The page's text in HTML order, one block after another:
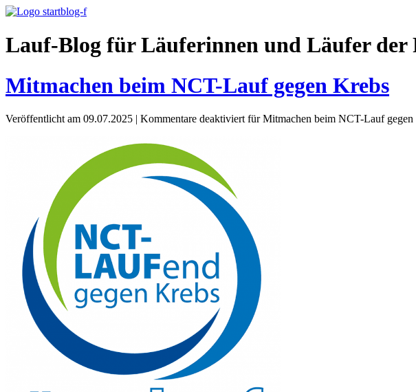
Lauf-Blog für Läuferinnen und Läufer der
Mitmachen beim NCT-Lauf gegen Krebs
Veröffentlicht am 09.07.2025 | Kommentare deaktiviert für Mitmachen beim NCT-Lauf gegen